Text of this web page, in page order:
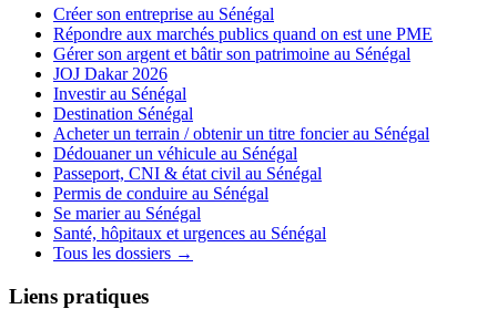
Créer son entreprise au Sénégal
Répondre aux marchés publics quand on est une PME
Gérer son argent et bâtir son patrimoine au Sénégal
JOJ Dakar 2026
Investir au Sénégal
Destination Sénégal
Acheter un terrain / obtenir un titre foncier au Sénégal
Dédouaner un véhicule au Sénégal
Passeport, CNI & état civil au Sénégal
Permis de conduire au Sénégal
Se marier au Sénégal
Santé, hôpitaux et urgences au Sénégal
Tous les dossiers →
Liens pratiques